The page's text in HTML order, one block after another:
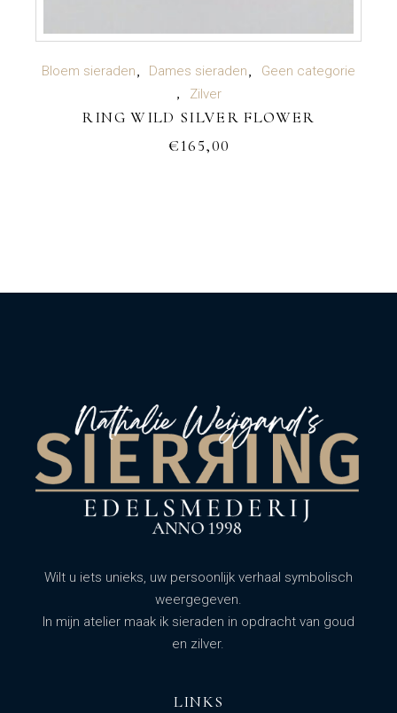
TOEVOEGEN AAN WINKELWAGEN
Bloem sieraden Dames sieraden
Geen categorie
Zilver
RING WILD SILVER FLOWER
€165,00
Wilt u iets unieks, uw persoonlijk verhaal symbolisch
weergegeven.
In mijn atelier maak ik sieraden in opdracht van goud
en zilver.
LINKS